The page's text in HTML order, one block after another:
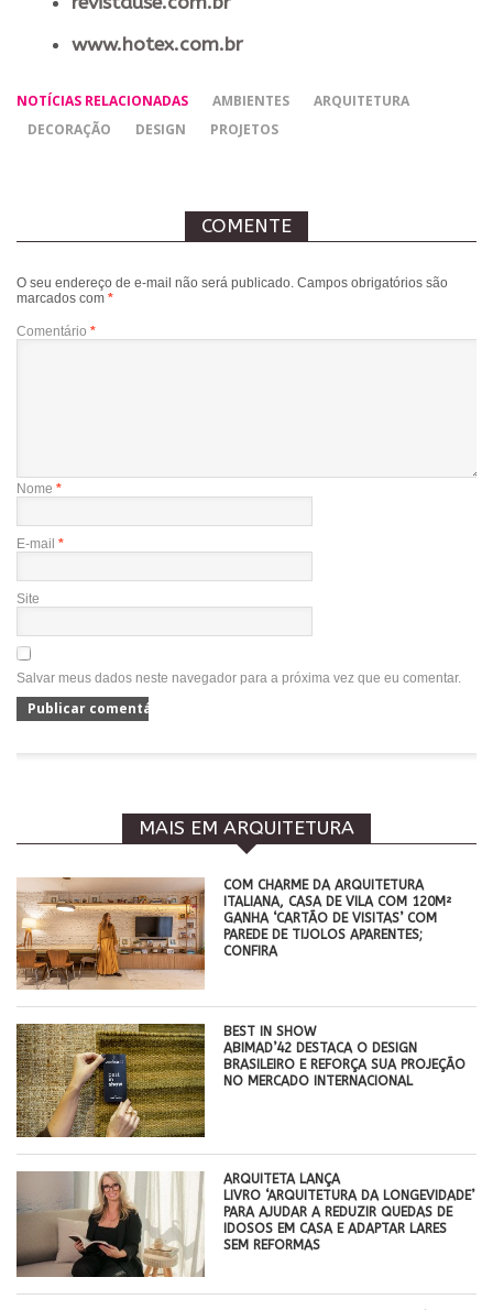
www.hotex.com.br
NOTÍCIAS RELACIONADAS AMBIENTES
ARQUITETURA
DECORAÇÃO
DESIGN PROJETOS
COMENTE
O seu endereço de e-mail não será publicado. Campos obrigatórios são
marcados com *
Comentário *
Nome *
E-mail *
Site
Salvar meus dados neste navegador para a próxima vez que eu comentar.
MAIS EM ARQUITETURA
COM CHARME DA ARQUITETURA
ITALIANA, CASA DE VILA COM 120M²
GANHA ‘CARTÃO DE VISITAS’ COM
PAREDE DE TIJOLOS APARENTES;
CONFIRA
BEST IN SHOW
ABIMAD’42 DESTACA O DESIGN
BRASILEIRO E REFORÇA SUA PROJEÇÃO
NO MERCADO INTERNACIONAL
ARQUITETA LANÇA
LIVRO ‘ARQUITETURA DA LONGEVIDADE’
PARA AJUDAR A REDUZIR QUEDAS DE
IDOSOS EM CASA E ADAPTAR LARES
SEM REFORMAS